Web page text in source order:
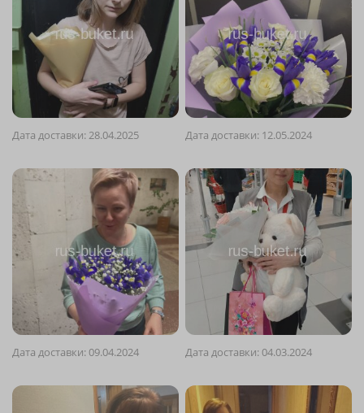
Дата доставки: 28.04.2025 Дата доставки: 12.05.2024
Дата доставки: 09.04.2024 Дата доставки: 04.03.2024